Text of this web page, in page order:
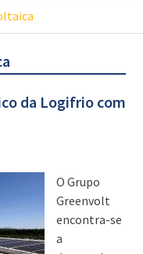
da Logifrio com
O Grupo
Greenvolt
encontra-se
a